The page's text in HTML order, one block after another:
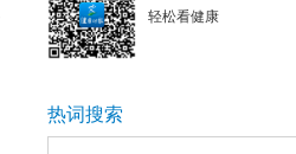
轻松看健康
热词搜索